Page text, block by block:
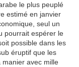
le plus peuplé
estimé en janvier
seul un
pourrait espérer le
possible dans les
éruptif que les
manier avec mille